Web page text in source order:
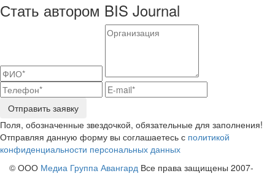
Стать автором BIS Journal
Отправить заявку
Поля, обозначенные звездочкой, обязательные для заполнения!
Отправляя данную форму вы соглашаетесь с политикой
конфиденциальности персональных данных
© ООО Медиа Группа Авангард Все права защищены 2007-